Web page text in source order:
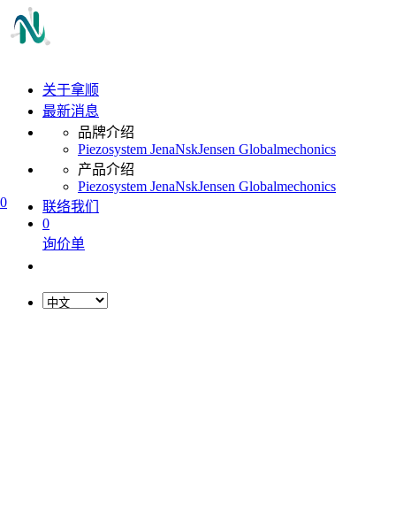
0
关于拿顺
最新消息
品牌介绍
Piezosystem JenaNskJensen Globalmechonics
产品介绍
Piezosystem JenaNskJensen Globalmechonics
联络我们
0
询价单